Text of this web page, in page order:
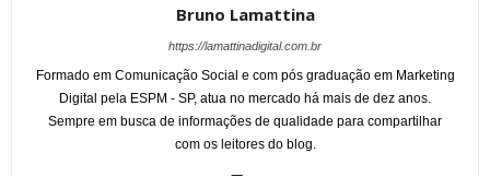
Bruno Lamattina
https://lamattinadigital.com.br
Formado em Comunicação Social e com pós graduação em Marketing
Digital pela ESPM - SP, atua no mercado há mais de dez anos.
Sempre em busca de informações de qualidade para compartilhar
com os leitores do blog.